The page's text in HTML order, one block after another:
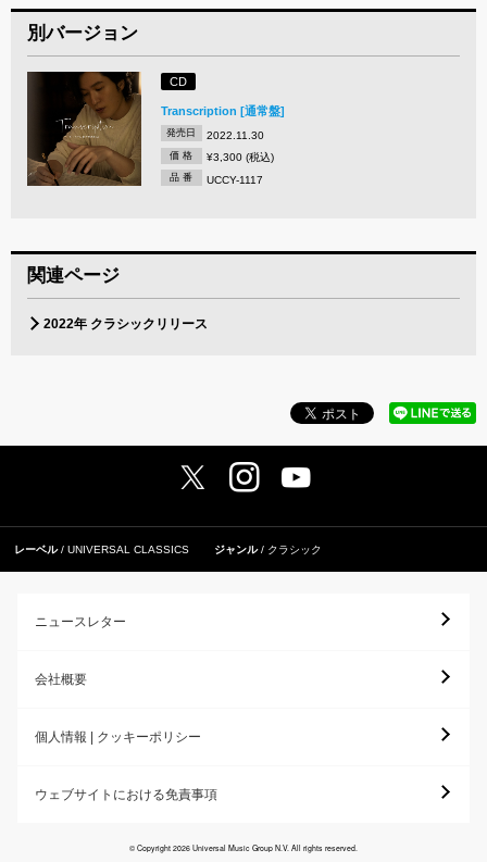
別バージョン
CD
Transcription [通常盤]
発売日 2022.11.30
価 格 ¥3,300 (税込)
品 番 UCCY-1117
関連ページ
2022年 クラシックリリース
レーベル UNIVERSAL CLASSICS ジャンル クラシック
ニュースレター
会社概要
個人情報 | クッキーポリシー
ウェブサイトにおける免責事項
© Copyright 2026 Universal Music Group N.V. All rights reserved.